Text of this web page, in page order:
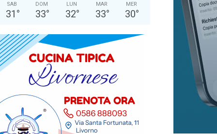
SAB
31 °
DOM
33°
LUN
32°
MAR
33°
MER
30°